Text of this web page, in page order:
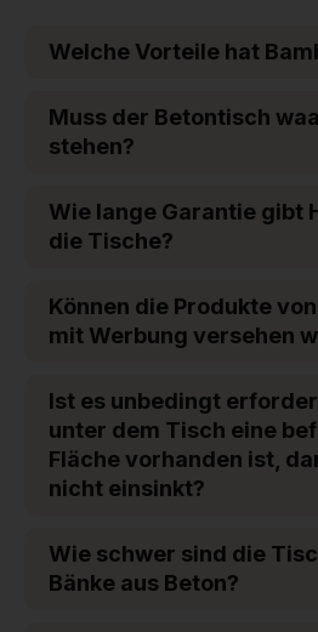
Welche Vorteile hat
Muss der Betontisch
stehen?
Wie lange Garantie gibt
die Tische?
Können die Produkte
mit Werbung versehen
Ist es unbedingt
unter dem Tisch eine
Fläche vorhanden ist,
nicht einsinkt?
Wie schwer sind die
Bänke aus Beton?